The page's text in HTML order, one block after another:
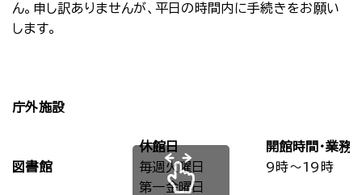
ん。申し訳ありませんが、平日の時間内に手続きをお願い
します。
庁外施設
休館日
開館時間・業務
図書館
毎週火曜日
第一金曜日
9時～19時